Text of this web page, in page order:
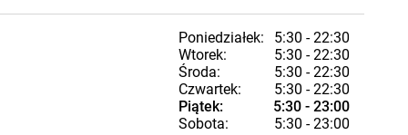
Poniedziałek:
5:30 - 22:30
Wtorek:
5:30 - 22:30
Środa:
5:30 - 22:30
Czwartek:
5:30 - 22:30
Piątek:
5:30 - 23:00
Sobota:
5:30 - 23:00